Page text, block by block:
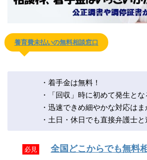
養育費未払いの無料相談窓口
・着手金は無料！
・「回収」時に初めて発生とな
・迅速できめ細やかな対応はま
・土日・休日でも直接弁護士と
必見
全国どこからでも無料